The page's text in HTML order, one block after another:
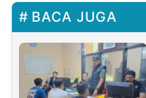
BACA JUGA